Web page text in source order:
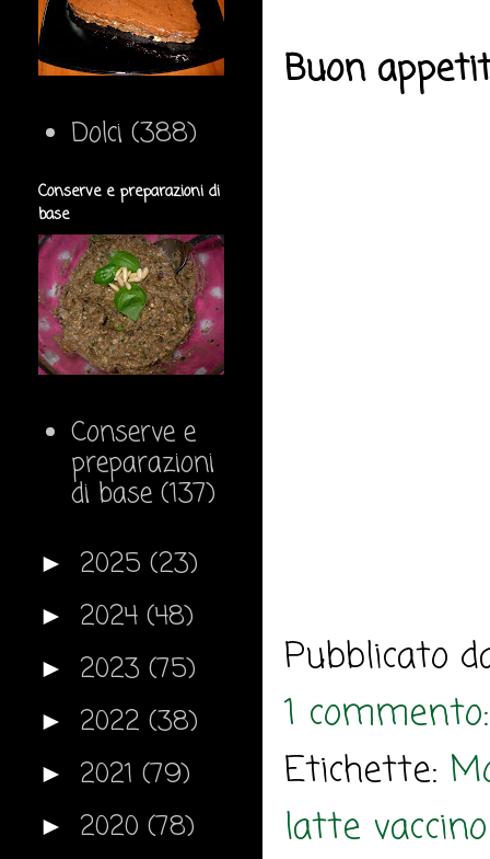
Buon
Pubblicato
1
Etichette:
latte
Dolci (388)
Conserve e preparazioni di
base
Conserve e
preparazioni
di base (137)
► 2025 (23)
► 2024 (48)
► 2023 (75)
► 2022 (38)
► 2021 (79)
► 2020 (78)